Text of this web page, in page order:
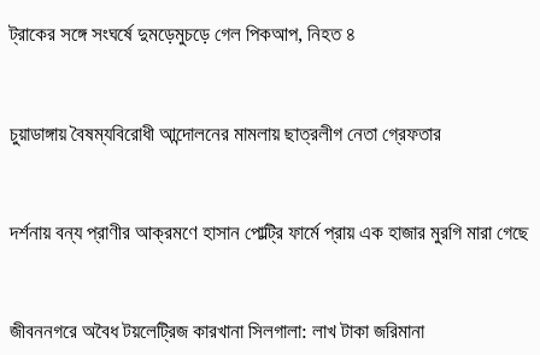
ট্রাকের সঙ্গে সংঘর্ষে দুমড়েমুচড়ে গেল পিকআপ, নিহত ৪
চুয়াডাঙ্গায় বৈষম্যবিরোধী আন্দোলনের মামলায় ছাত্রলীগ নেতা গ্রেফতার
দর্শনায় বন্য প্রাণীর আক্রমণে হাসান পোল্ট্রি ফার্মে প্রায় এক হাজার মুরগি মারা গেছে
জীবননগরে অবৈধ টয়লেট্রিজ কারখানা সিলগালা: লাখ টাকা জরিমানা